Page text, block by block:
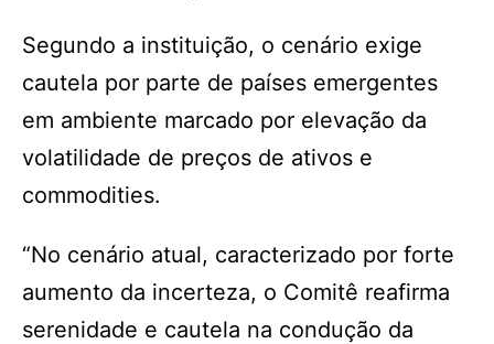
Segundo a instituição, o cenário exige
cautela por parte de países emergentes
em ambiente marcado por elevação da
volatilidade de preços de ativos e
commodities.
“No cenário atual, caracterizado por forte
aumento da incerteza, o Comitê reafirma
serenidade e cautela na condução da